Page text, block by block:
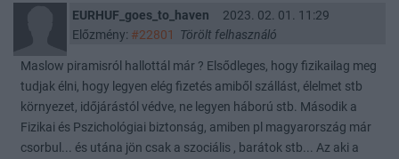
EURHUF_goes_to_haven
2023. 02. 01. 11:29
Előzmény: #22801 Törölt felhasználó
Maslow piramisról hallottál már ? Elsődleges, hogy fizikailag meg
tudjak élni, hogy legyen elég fizetés amiből szállást, élelmet stb
környezet, időjárástól védve, ne legyen háború stb. Második a
Fizikai és Pszichológiai biztonság, amiben pl magyarország már
csorbul... és utána jön csak a szociális , barátok stb... Az aki a